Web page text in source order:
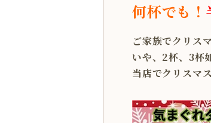
何杯でも！
ご家族でクリス
いや、2杯、3杯
当店でクリスマ